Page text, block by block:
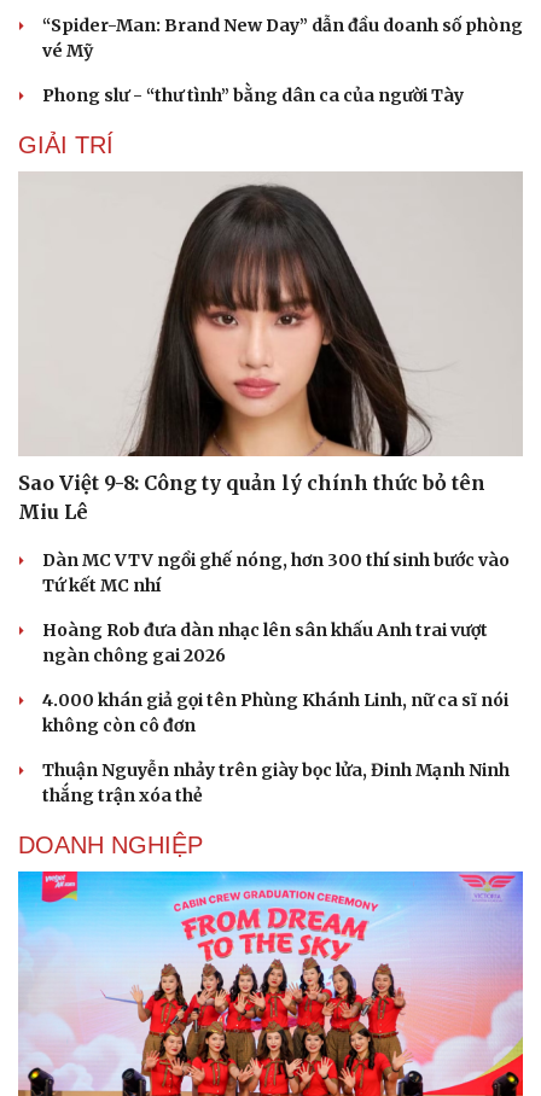
“Spider-Man: Brand New Day” dẫn đầu doanh số phòng
vé Mỹ
Phong slư - “thư tình” bằng dân ca của người Tày
GIẢI TRÍ
Sao Việt 9-8: Công ty quản lý chính thức bỏ tên
Miu Lê
Dàn MC VTV ngồi ghế nóng, hơn 300 thí sinh bước vào
Tứ kết MC nhí
Hoàng Rob đưa dàn nhạc lên sân khấu Anh trai vượt
ngàn chông gai 2026
4.000 khán giả gọi tên Phùng Khánh Linh, nữ ca sĩ nói
không còn cô đơn
Thuận Nguyễn nhảy trên giày bọc lửa, Đinh Mạnh Ninh
thắng trận xóa thẻ
DOANH NGHIỆP